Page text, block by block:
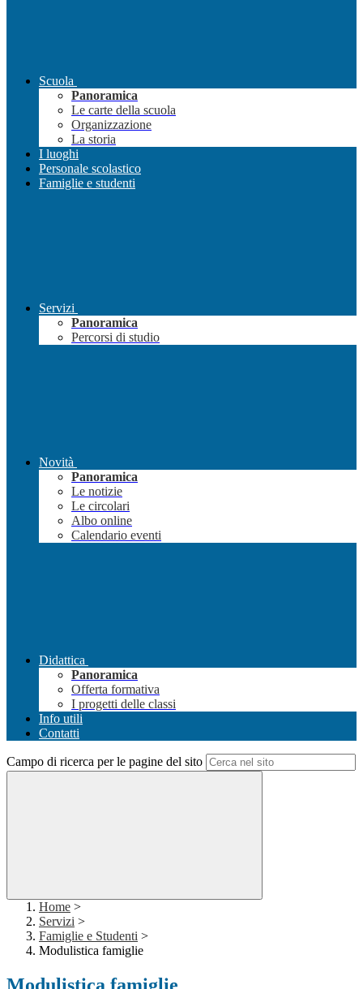
Scuola
Panoramica
Le carte della scuola
Organizzazione
La storia
I luoghi
Personale scolastico
Famiglie e studenti
Servizi
Panoramica
Percorsi di studio
Novità
Panoramica
Le notizie
Le circolari
Albo online
Calendario eventi
Didattica
Panoramica
Offerta formativa
I progetti delle classi
Info utili
Contatti
Campo di ricerca per le pagine del sito
Home >
Servizi >
Famiglie e Studenti >
Modulistica famiglie